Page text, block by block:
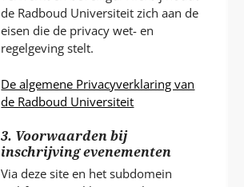
de Radboud Universiteit zich aan de
eisen die de privacy wet- en
regelgeving stelt.
De algemene Privacyverklaring van
de Radboud Universiteit
3. Voorwaarden bij
inschrijving evenementen
Via deze site en het subdomein